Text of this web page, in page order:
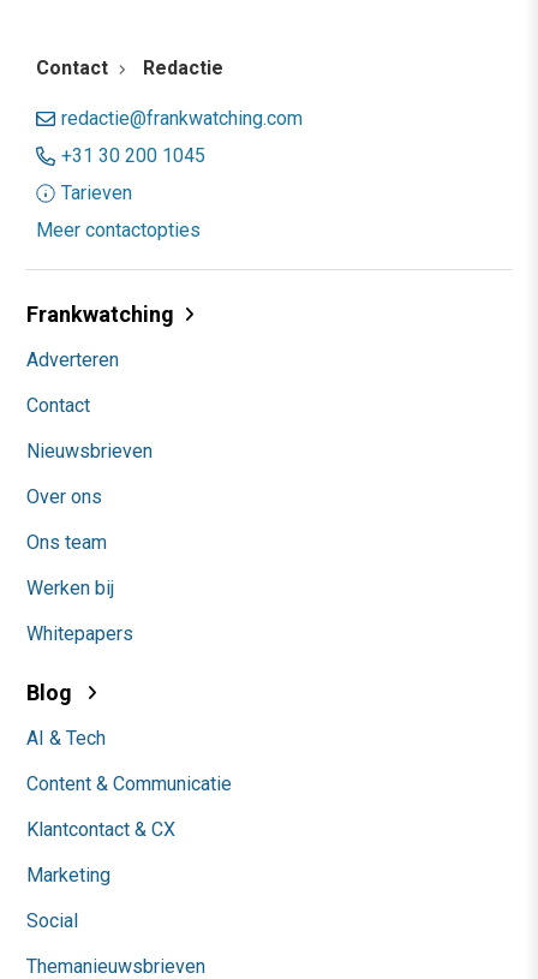
Contact Redactie
redactie@frankwatching.com
+31 30 200 1045
Tarieven
Meer contactopties
Frankwatching
Adverteren
Contact
Nieuwsbrieven
Over ons
Ons team
Werken bij
Whitepapers
Blog
AI & Tech
Content & Communicatie
Klantcontact & CX
Marketing
Social
Themanieuwsbrieven